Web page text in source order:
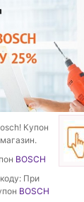
Купон
BOSCH
При
BOSCH